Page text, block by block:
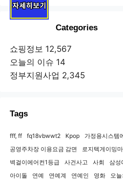
Categories
쇼핑정보 12,567
오늘의 이슈 14
정부지원사업 2,345
Tags
fff, ff fq18vbwwt2 Kpop 가정용시스템
공영주차장 이용요금 감면
로지텍게이밍
벽걸이에어컨1등급
사건사고 사회 삼성
아이돌
연예 연예계 연예인 영화 오